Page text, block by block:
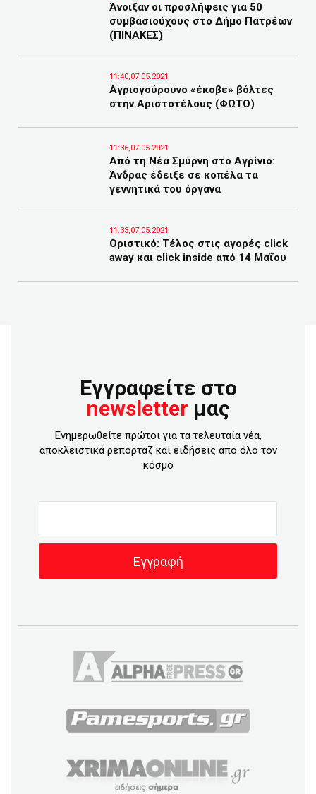
Άνοιξαν οι προσλήψεις για 50
συμβασιούχους στο Δήμο Πατρέων
(ΠΙΝΑΚΕΣ)
11:40,07.05.2021
Αγριογούρουνο «έκοβε» βόλτες
στην Αριστοτέλους (ΦΩΤΟ)
11:36,07.05.2021
Από τη Νέα Σμύρνη στο Αγρίνιο:
Άνδρας έδειξε σε κοπέλα τα
γεννητικά του όργανα
11:33,07.05.2021
Οριστικό: Τέλος στις αγορές click
away και click inside από 14 Μαΐου
Εγγραφείτε στο
newsletter μας
Ενημερωθείτε πρώτοι για τα τελευταία νέα,
αποκλειστικά ρεπορταζ και ειδήσεις απο όλο τον
κόσμο